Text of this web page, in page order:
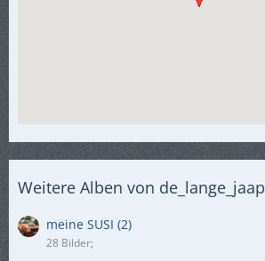
Weitere Alben von de_lange_jaap
meine SUSI (2)
28 Bilder;